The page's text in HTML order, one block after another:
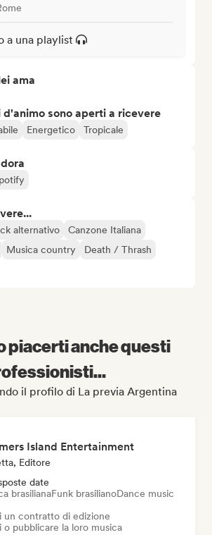
a una playlist
ama
sono aperti a ricevere
Energetico Tropicale
alternativo
Canzone Italiana
Musica country
Death / Thrash
piacerti anche questi
il profilo di La previa Argentina
Island Entertainment
Editore
date
brasilianaFunk brasilianoDance music
un contratto di edizione
o pubblicare la loro musica